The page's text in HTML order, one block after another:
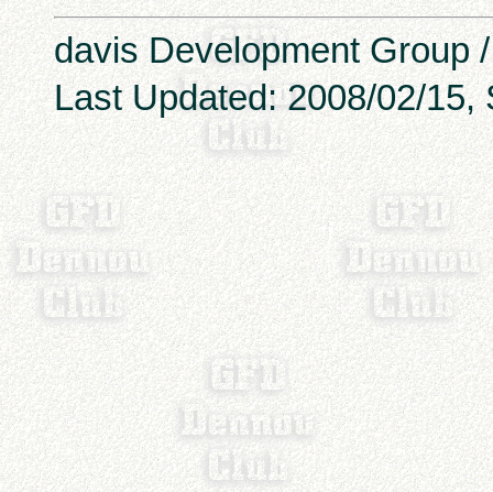
davis Development Group
Last Updated: 2008/02/15,